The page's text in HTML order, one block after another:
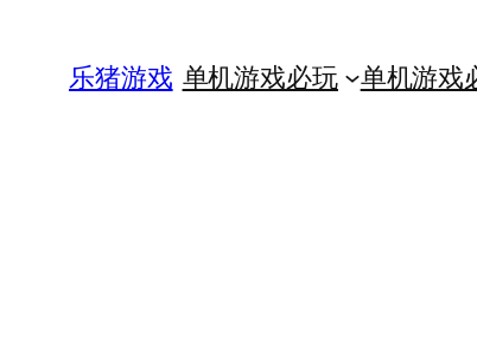
乐猪游戏 单机游戏必玩 单机游戏